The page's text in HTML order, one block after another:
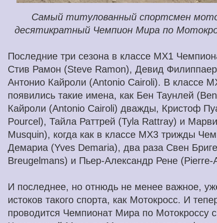
Самый титулованный спортсмен
десятикратный Чемпион Мира по
Последние три сезона в классе MX1
Стив Рамон (Steve Ramon), Девид
Антонио Кайроли (Antonio Cairoli). В классе
появились такие имена, как Бен Таунлей
Кайроли (Antonio Cairoli) дважды, Кристоф
Pourcel), Тайла Раттрей (Tyla Rattray) и
Musquin), когда как в классе MX3 трижды
Демариа (Yves Demaria), два раза Свен
Breugelmans) и Пьер-Александр Рене (Pierre-
И последнее, но отнюдь не менее важное,
истоков такого спорта, как Мотокросс. И
проводится Чемпионат Мира по Мотокроссу